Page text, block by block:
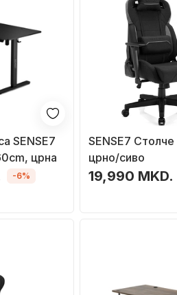
SENSE7
црна
-6%
SENSE7
црно/сиво
19,990 MKD.